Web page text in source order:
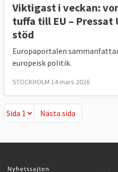
Viktigast i veckan:
tuffa till EU – Pressat
stöd
Europaportalen
europeisk politik.
STOCKHOLM 14 mars 2026
Nästa sida
Nästa sida